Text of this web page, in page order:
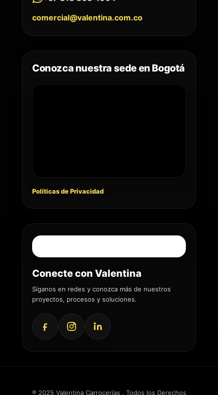
comercial@valentina.com.co
Conozca nuestra sede en Bogotá
Políticas de Privacidad
Conecte con Valentina
Síganos en redes y conozca más de nuestros
proyectos, procesos y soluciones.
® 2025 Valentina Carrocerías . Todos los Derechos